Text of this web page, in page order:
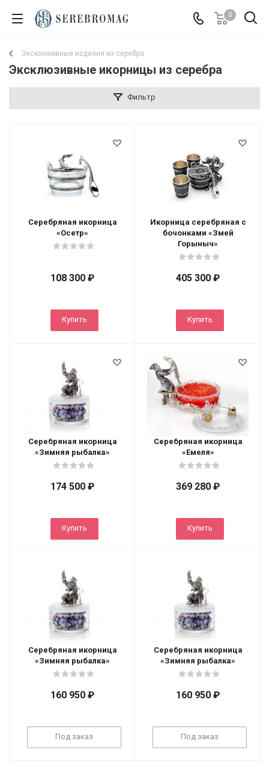
0
Эксклюзивные изделия из серебра
Эксклюзивные икорницы из серебра
Фильтр
Серебряная икорница
«Осетр»
108 300 ₽
Купить
Икорница серебряная с
бочонками «Змей
Горыныч»
405 300 ₽
Купить
Серебряная икорница
«Зимняя рыбалка»
174 500 ₽
Купить
Серебряная икорница
«Емеля»
369 280 ₽
Купить
Серебряная икорница
«Зимняя рыбалка»
160 950 ₽
Под заказ
Серебряная икорница
«Зимняя рыбалка»
160 950 ₽
Под заказ